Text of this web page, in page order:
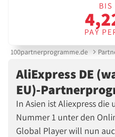
BIS
PAY
100partnerprogramme.de
AliExpress DE
EU)-
In Asien ist Aliexpress die
Nummer 1 unter den
Global Player will nun